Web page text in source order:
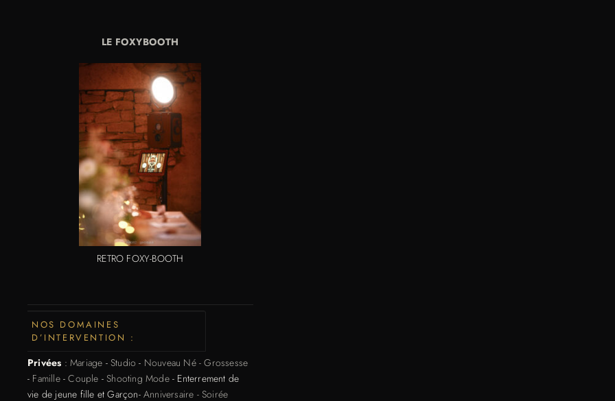
LE FOXYBOOTH
RETRO FOXY-BOOTH
NOS DOMAINES
D’INTERVENTION :
Privées :Mariage -Studio - Nouveau Né - Grossesse
- Famille-Couple -Shooting Mode- Enterrement de
vie de jeune fille et Garçon- Anniversaire - Soirée